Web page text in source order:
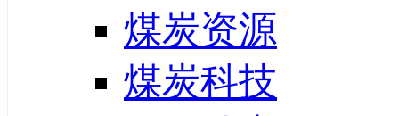
煤炭资源
煤炭科技